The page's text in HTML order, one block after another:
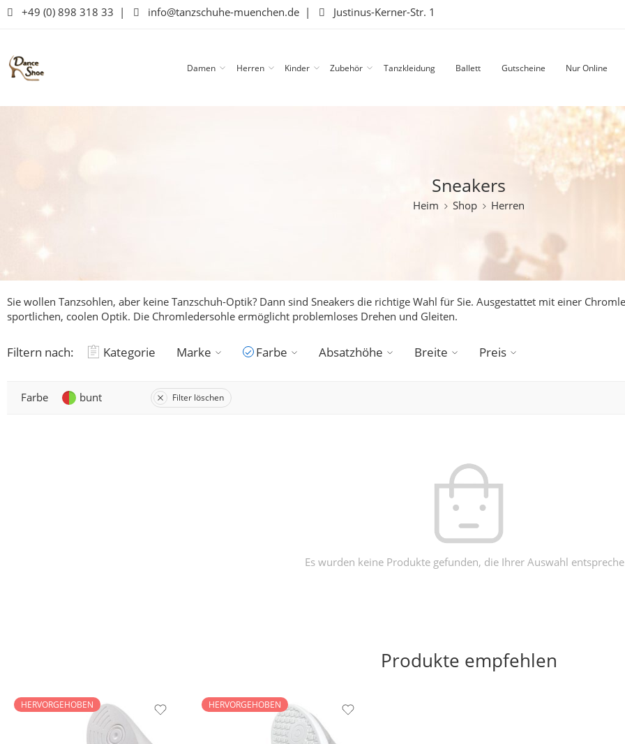
+49 (0) 898 318 33 | info@tanzschuhe-muenchen.de | Justinus-Kerner-Str. 1
Damen Herren Kinder Zubehör Tanzkleidung Ballett Gutscheine Nur Online
Sneakers
Heim Shop Herren
Sie wollen Tanzsohlen, aber keine Tanzschuh-Optik? Dann sind Sneakers die richtige Wahl für Sie. Ausgestattet mit einer
sportlichen, coolen Optik. Die Chromledersohle ermöglicht problemloses Drehen und Gleiten.
Filtern nach: Kategorie Marke Farbe Absatzhöhe Breite Preis
Farbe bunt Filter löschen
Es wurden keine Produkte gefunden, die Ihrer Auswahl
Produkte empfehlen
HERVORGEHOBEN HERVORGEHOBEN